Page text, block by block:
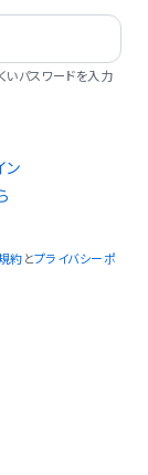
パスワードを入力
ン
約 とプライバシーポ